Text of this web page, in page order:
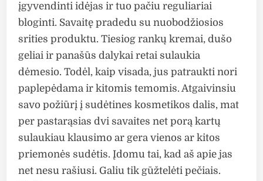
įgyvendinti idėjas ir tuo pačiu reguliariai
bloginti. Savaitę pradedu su nuobodžiosios
srities produktu. Tiesiog rankų kremai, dušo
geliai ir panašūs dalykai retai sulaukia
dėmesio. Todėl, kaip visada, jus patraukti nori
paplepėdama ir kitomis temomis. Atgaivinsiu
savo požiūrį į sudėtines kosmetikos dalis, mat
per pastarąsias dvi savaites net porą kartų
sulaukiau klausimo ar gera vienos ar kitos
priemonės sudėtis. Įdomu tai, kad aš apie jas
net nesu rašiusi. Galiu tik gūžtelėti pečiais.